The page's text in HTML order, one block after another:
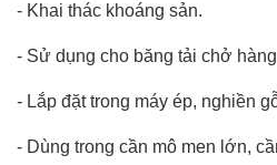
- Khai thác khoáng sản.
- Sử dụng cho băng tải chở
- Lắp đặt trong máy ép, nghiền
- Dùng trong cần mô men lớn,